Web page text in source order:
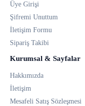
Üye Girişi
Şifremi Unuttum
İletişim Formu
Sipariş Takibi
Kurumsal & Sayfalar
Hakkımızda
İletişim
Mesafeli Satış Sözleşmesi